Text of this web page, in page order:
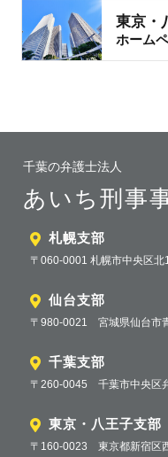
東京・
ホーム
千葉の弁護士法人
あいち刑事
札幌支部
〒060-0001 札幌市中央区
仙台支部
〒980-0021 宮城県仙台市
千葉支部
〒260-0045 千葉市中央区
東京・八王子支部
〒160-0023 東京都新宿区